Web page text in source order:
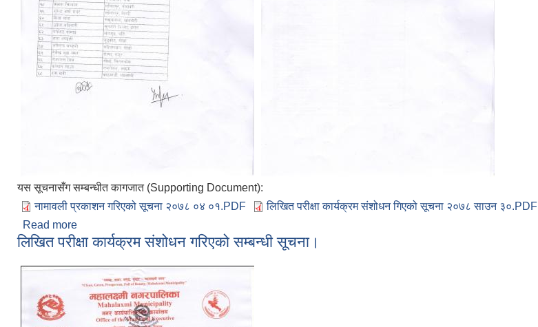
यस सूचनासँग सम्बन्धीत कागजात (Supporting Document):
नामावली प्रकाशन गरिएको सूचना २०७८ ०४ ०१.PDF
लिखित परीक्षा कार्यक्रम संशोधन गिएको सूचना २०७८ साउन ३०.PDF
Read more
लिखित परीक्षा कार्यक्रम संशोधन गरिएको सम्बन्धी सूचना।